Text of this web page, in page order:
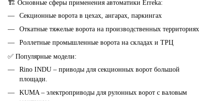
🏗️ Основные сферы применения автоматики Erreka:
Секционные ворота в цехах, ангарах, паркингах
Откатные тяжелые ворота на производственных территориях
Роллетные промышленные ворота на складах и ТРЦ
✅ Популярные модели:
Rino INDU – приводы для секционных ворот большой
площади.
KUMA – электроприводы для рулонных ворот с валовым